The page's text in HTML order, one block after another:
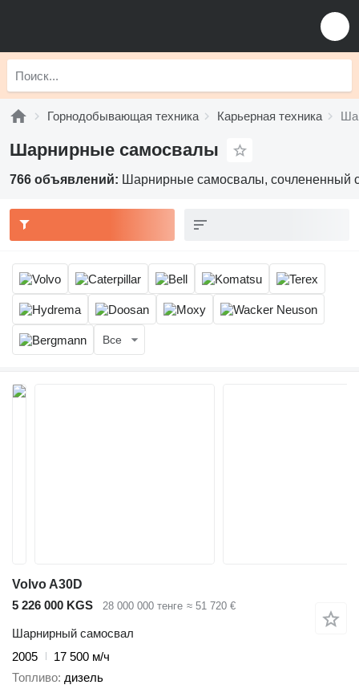
Горнодобывающая техника Карьерная техника
Шарнирные самосвалы
766 объявлений: Шарнирные самосвалы, сочлененный
Все
Volvo A30D
5 226 000 KGS
28 000 000 тенге ≈ 51 720 €
Шарнирный самосвал
2005
17 500 м/ч
Топливо дизель